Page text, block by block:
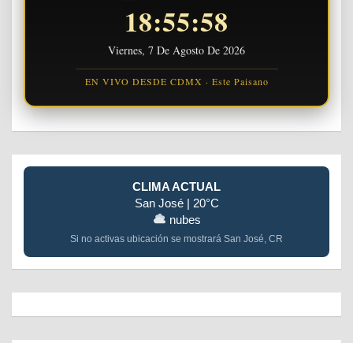
18:55:58
Viernes, 7 De Agosto De 2026
EN VIVO DESDE CDMX · Este Paisano
CLIMA ACTUAL
San José | 20°C
nubes
Si no activas ubicación se mostrará San José, CR